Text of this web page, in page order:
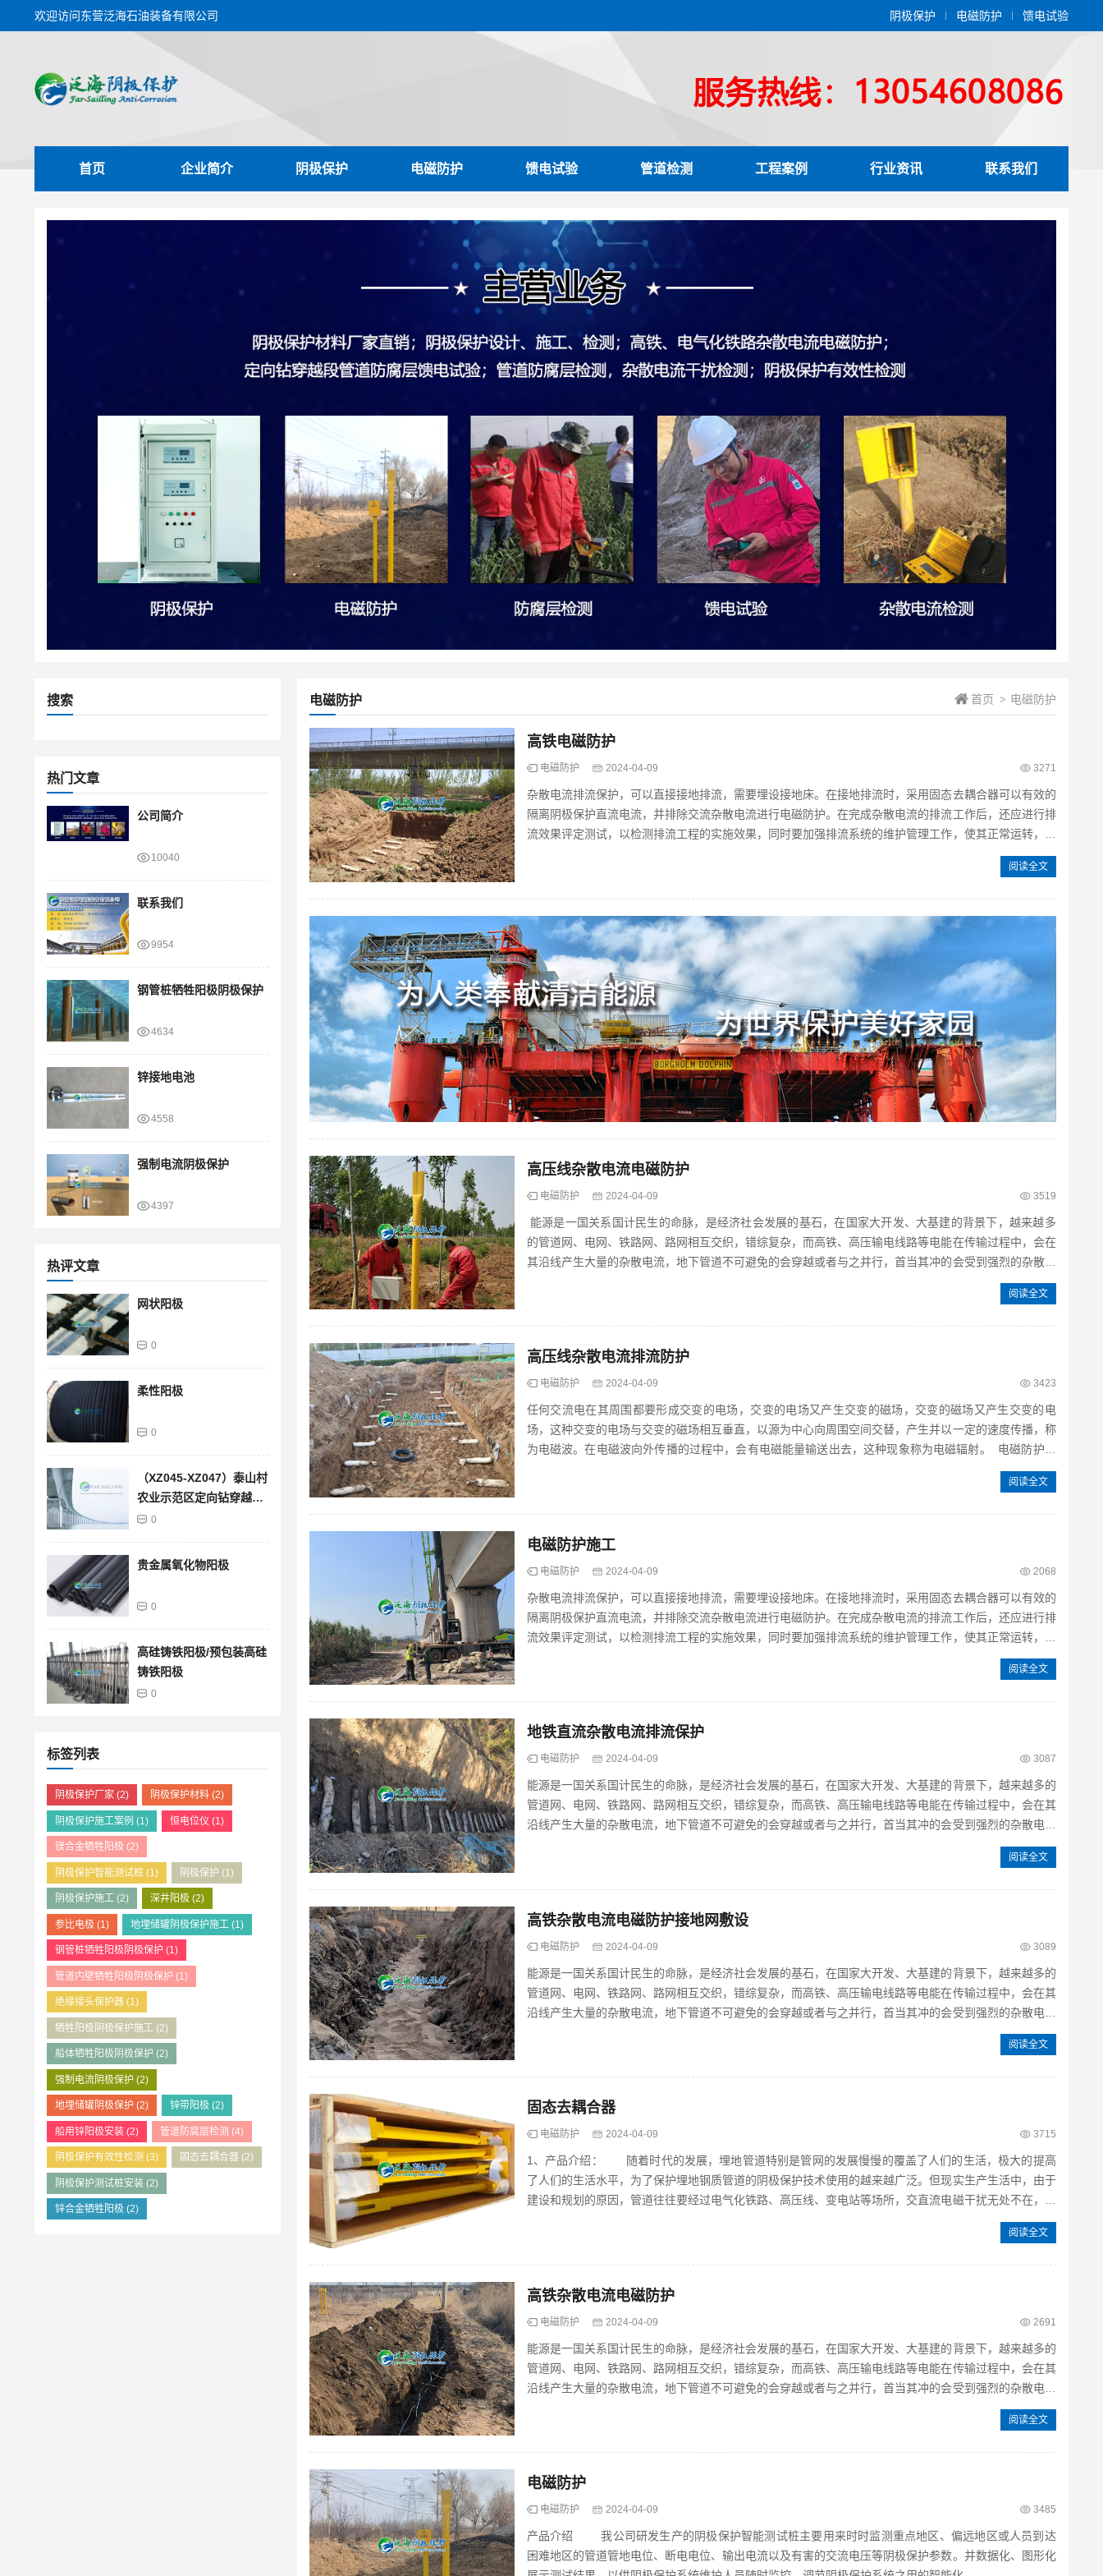
欢迎访问东营泛海石油装备有限公司 阴极保护 电磁防护 馈电试验
首页 企业简介 阴极保护 电磁防护 馈电试验 管道检测 工程案例 行业资讯 联系我们
搜索
热门文章
公司简介
10040
联系我们
9954
钢管桩牺牲阳极阴极保护
4634
锌接地电池
4558
强制电流阴极保护
4397
热评文章
网状阳极
0
柔性阳极
0
（XZ045-XZ047）泰山村
农业示范区定向钻穿越段
管道防腐层馈电试验检测
0
贵金属氧化物阳极
0
高硅铸铁阳极/预包装高硅
铸铁阳极
0
标签列表
阴极保护厂家 (2) 阴极保护材料(2)
阴极保护施工案例 (1) 恒电位仪 (1)
镁合金牺牲阳极 (2)
阴极保护智能测试桩 (1) 阴极保护 (1)
阴极保护施工 (2) 深井阳极 (2)
参比电极 (1) 地埋储罐阴极保护施工 (1)
钢管桩牺牲阳极阴极保护 (1)
管道内壁牺牲阳极阴极保护 (1)
绝缘接头保护器 (1)
牺牲阳极阴极保护施工 (2)
船体牺牲阳极阴极保护 (2)
强制电流阴极保护 (2)
地埋储罐阴极保护 (2) 锌带阳极 (2)
船用锌阳极安装 (2) 管道防腐层检测 (4)
阴极保护有效性检测 (3) 固态去耦合器(2)
阴极保护测试桩安装 (2)
锌合金牺牲阳极 (2)
首页 > 电磁防护
电磁防护
高铁电磁防护
电磁防护 2024-04-09 3271
杂散电流排流保护，可以直接接地排流，需要埋设接地床。在接地排流时，采用固态去耦合器可以有效的
隔离阴极保护直流电流，并排除交流杂散电流进行电磁防护。在完成杂散电流的排流工作后，还应进行排
流效果评定测试，以检测排流工程的实施效果，同时要加强排流系统的维护管理工作，使其正常运转，保
阅读全文
高压线杂散电流电磁防护
电磁防护 2024-04-09 3519
能源是一国关系国计民生的命脉，是经济社会发展的基石，在国家大开发、大基建的背景下，越来越多
的管道网、电网、铁路网、路网相互交织，错综复杂，而高铁、高压输电线路等电能在传输过程中，会在
其沿线产生大量的杂散电流，地下管道不可避免的会穿越或者与之并行，首当其冲的会受到强烈的杂散电
阅读全文
高压线杂散电流排流防护
电磁防护 2024-04-09 3423
任何交流电在其周围都要形成交变的电场，交变的电场又产生交变的磁场，交变的磁场又产生交变的电
场，这种交变的电场与交变的磁场相互垂直，以源为中心向周围空间交替，产生并以一定的速度传播，称
为电磁波。在电磁波向外传播的过程中，会有电磁能量输送出去，这种现象称为电磁辐射。 电磁防护是
阅读全文
电磁防护施工
电磁防护 2024-04-09 2068
杂散电流排流保护，可以直接接地排流，需要埋设接地床。在接地排流时，采用固态去耦合器可以有效的
隔离阴极保护直流电流，并排除交流杂散电流进行电磁防护。在完成杂散电流的排流工作后，还应进行排
流效果评定测试，以检测排流工程的实施效果，同时要加强排流系统的维护管理工作，使其正常运转，保
阅读全文
地铁直流杂散电流排流保护
电磁防护 2024-04-09 3087
能源是一国关系国计民生的命脉，是经济社会发展的基石，在国家大开发、大基建的背景下，越来越多的
管道网、电网、铁路网、路网相互交织，错综复杂，而高铁、高压输电线路等电能在传输过程中，会在其
沿线产生大量的杂散电流，地下管道不可避免的会穿越或者与之并行，首当其冲的会受到强烈的杂散电流
阅读全文
高铁杂散电流电磁防护接地网敷设
电磁防护 2024-04-09 3089
能源是一国关系国计民生的命脉，是经济社会发展的基石，在国家大开发、大基建的背景下，越来越多的
管道网、电网、铁路网、路网相互交织，错综复杂，而高铁、高压输电线路等电能在传输过程中，会在其
沿线产生大量的杂散电流，地下管道不可避免的会穿越或者与之并行，首当其冲的会受到强烈的杂散电流
阅读全文
固态去耦合器
电磁防护 2024-04-09 3715
1、产品介绍： 随着时代的发展，埋地管道特别是管网的发展慢慢的覆盖了人们的生活，极大的提高
了人们的生活水平，为了保护埋地钢质管道的阴极保护技术使用的越来越广泛。但现实生产生活中，由于
建设和规划的原因，管道往往要经过电气化铁路、高压线、变电站等场所，交直流电磁干扰无处不在，电
阅读全文
高铁杂散电流电磁防护
电磁防护 2024-04-09 2691
能源是一国关系国计民生的命脉，是经济社会发展的基石，在国家大开发、大基建的背景下，越来越多的
管道网、电网、铁路网、路网相互交织，错综复杂，而高铁、高压输电线路等电能在传输过程中，会在其
沿线产生大量的杂散电流，地下管道不可避免的会穿越或者与之并行，首当其冲的会受到强烈的杂散电流
阅读全文
电磁防护
电磁防护 2024-04-09 3485
产品介绍 我公司研发生产的阴极保护智能测试桩主要用来时时监测重点地区、偏远地区或人员到达
困难地区的管道管地电位、断电电位、输出电流以及有害的交流电压等阴极保护参数。并数据化、图形化